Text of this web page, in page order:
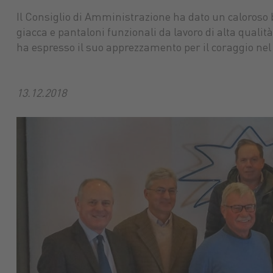
Mercato
Il Consiglio di Amministrazione ha dato un
giacca e pantaloni funzionali da lavoro di alta
ha espresso il suo apprezzamento per il coraggio
13.12.2018